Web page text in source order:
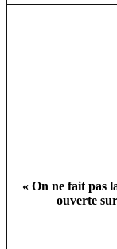
« On ne fait pas
ouverte